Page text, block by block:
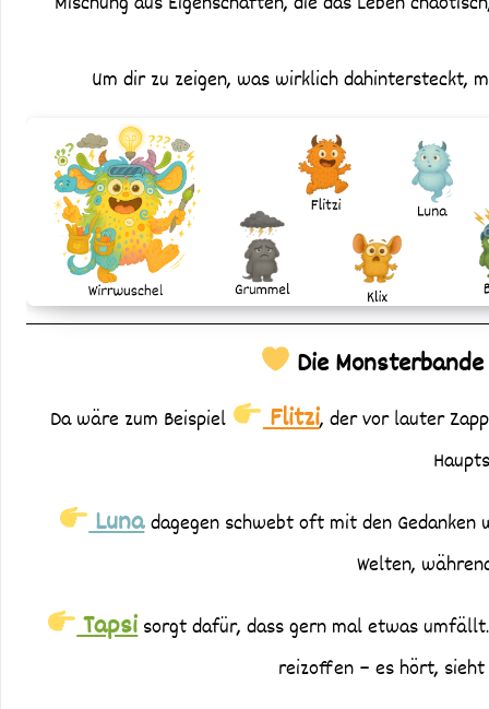
Um dir zu zeigen, was wirklich dahintersteckt,
Die
Da wäre zum Beispiel Flitzi, der vor lauter
Luna dagegen schwebt oft mit den
Welten,
Tapsisorgt dafür, dass gern mal etwas
reizoffen – es hört,